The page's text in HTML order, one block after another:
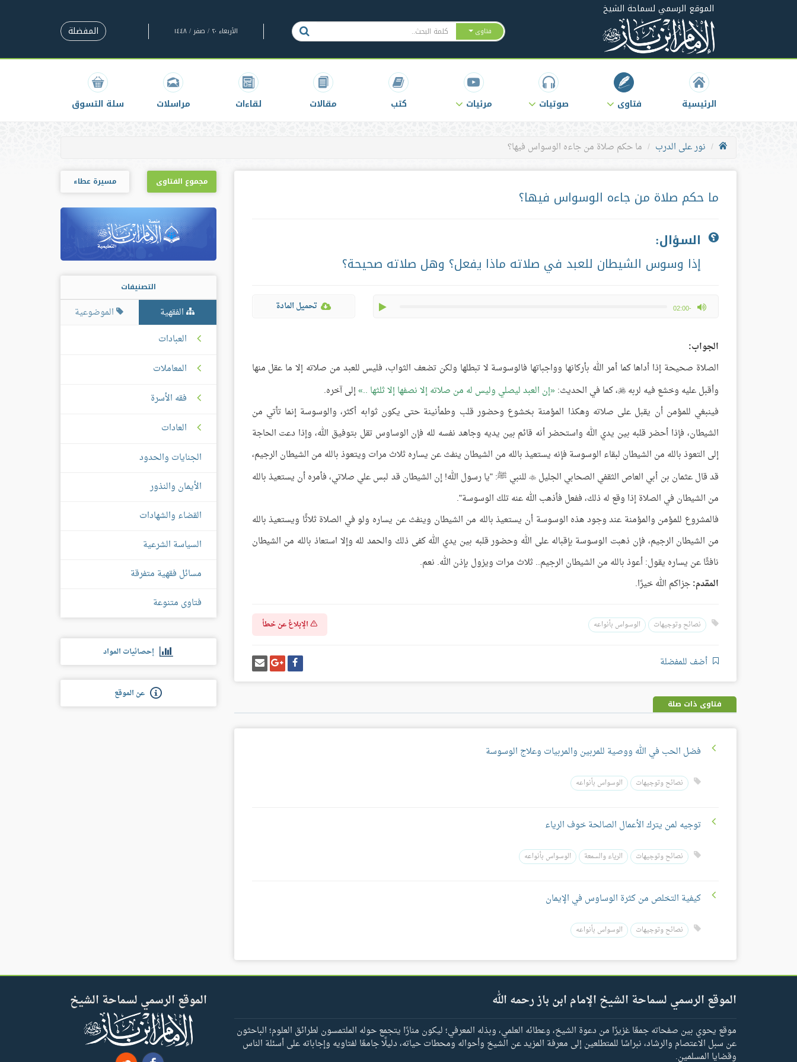
الموقع الرسمي لسماحة الشيخ
فتاوى الأربعاء ٢٠ / صفر / ١٤٤٨ المفضلة
الرئيسية فتاوى صوتيات مرئيات كتب مقالات لقاءات مراسلات سلة التسوق
نور على الدرب ما حكم صلاة من جاءه الوسواس فيها؟
ما حكم صلاة من جاءه الوسواس فيها؟
السؤال:
إذا وسوس الشيطان للعبد في صلاته ماذا يفعل؟ وهل صلاته صحيحة؟
-02:00
max volume تحميل المادة
الجواب:
الصلاة صحيحة إذا أداها كما أمر الله بأركانها وواجباتها فالوسوسة لا تبطلها ولكن تضعف الثواب، فليس للعبد من صلاته إلا ما عقل منها
وأقبل عليه وخشع فيه لربه ، كما في الحديث: إن العبد ليصلي وليس له من صلاته إلا نصفها إلا ثلثها .. إلى آخره.
فينبغي للمؤمن أن يقبل على صلاته وهكذا المؤمنة بخشوع وحضور قلب وطمأنينة حتى يكون ثوابه أكثر، والوسوسة إنما تأتي من
الشيطان، فإذا أحضر قلبه بين يدي الله واستحضر أنه قائم بين يديه وجاهد نفسه لله فإن الوساوس تقل بتوفيق الله، وإذا دعت الحاجة
إلى التعوذ بالله من الشيطان لبقاء الوسوسة فإنه يستعيذ بالله من الشيطان ينفث عن يساره ثلاث مرات ويتعوذ بالله من الشيطان الرجيم،
قد قال عثمان بن أبي العاص الثقفي الصحابي الجليل للنبي ﷺ: "يا رسول الله! إن الشيطان قد لبس علي صلاتي، فأمره أن يستعيذ بالله
من الشيطان في الصلاة إذا وقع له ذلك، ففعل فأذهب الله عنه تلك الوسوسة".
فالمشروع للمؤمن والمؤمنة عند وجود هذه الوسوسة أن يستعيذ بالله من الشيطان وينفث عن يساره ولو في الصلاة ثلاثًا ويستعيذ بالله
من الشيطان الرجيم، فإن ذهبت الوسوسة بإقباله على الله وحضور قلبه بين يدي الله كفى ذلك والحمد لله وإلا استعاذ بالله من الشيطان
نافثًا عن يساره يقول: أعوذ بالله من الشيطان الرجيم.. ثلاث مرات ويزول بإذن الله. نعم.
المقدم:جزاكم الله خيرًا.
نصائح وتوجيهات الوسواس بأنواعه الإبلاغ عن خطأ
أضف للمفضلة شارك
على
فيسبوك
شارك
على
غوغل
بلس
إرسل
إيميل
فتاوى ذات صلة
فضل الحب في الله ووصية للمربين والمربيات وعلاج الوسوسة
نصائح وتوجيهات الوسواس بأنواعه
توجيه لمن يترك الأعمال الصالحة خوف الرياء
نصائح وتوجيهات الرياء والسمعة الوسواس بأنواعه
كيفية التخلص من كثرة الوساوس في الإيمان
نصائح وتوجيهات الوسواس بأنواعه
مجموع الفتاوى مسيرة عطاء
التصنيفات
الفقهية
الموضوعية
العبادات
المعاملات
فقه الأسرة
العادات
الجنايات والحدود
الأيمان والنذور
القضاء والشهادات
السياسة الشرعية
مسائل فقهية متفرقة
فتاوى متنوعة
إحصائيات المواد
عن الموقع
الموقع الرسمي لسماحة الشيخ الإمام ابن باز رحمه الله
موقع يحوي بين صفحاته جمعًا غزيرًا من دعوة الشيخ، وعطائه العلمي، وبذله المعرفي؛ ليكون منارًا يتجمع حوله الملتمسون لطرائق العلوم؛ الباحثون
عن سبل الاعتصام والرشاد، نبراسًا للمتطلعين إلى معرفة المزيد عن الشيخ وأحواله ومحطات حياته، دليلًا جامعًا لفتاويه وإجاباته على أسئلة الناس
وقضايا المسلمين.
الموقع الرسمي لسماحة الشيخ